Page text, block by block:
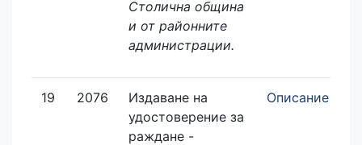
Столична община
и от районните
администрации.
19 2076
Издаване на
удостоверение за
раждане -
Описание